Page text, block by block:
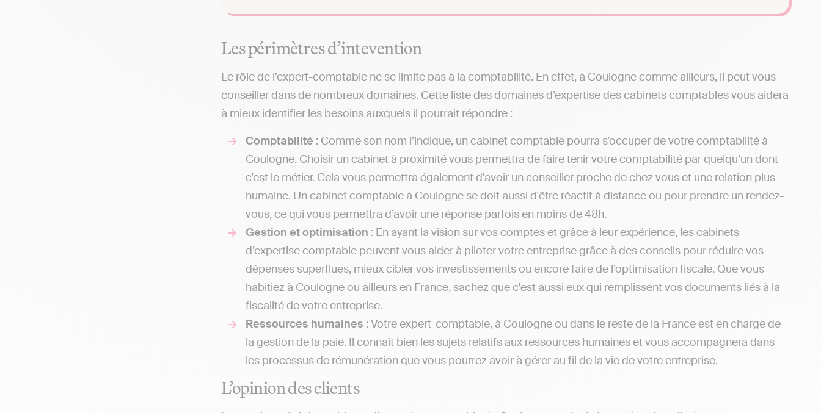
Les périmètres d’intevention
Le rôle de l’expert-comptable ne se limite pas à la comptabilité. En effet, à Coulogne comme ailleurs, il peut vous
conseiller dans de nombreux domaines. Cette liste des domaines d’expertise des cabinets comptables vous aidera
à mieux identifier les besoins auxquels il pourrait répondre :
Comptabilité : Comme son nom l’indique, un cabinet comptable pourra s’occuper de votre comptabilité à
Coulogne. Choisir un cabinet à proximité vous permettra de faire tenir votre comptabilité par quelqu’un dont
c’est le métier. Cela vous permettra également d'avoir un conseiller proche de chez vous et une relation plus
humaine. Un cabinet comptable à Coulogne se doit aussi d'être réactif à distance ou pour prendre un rendez-
vous, ce qui vous permettra d’avoir une réponse parfois en moins de 48h.
Gestion et optimisation : En ayant la vision sur vos comptes et grâce à leur expérience, les cabinets
d’expertise comptable peuvent vous aider à piloter votre entreprise grâce à des conseils pour réduire vos
dépenses superflues, mieux cibler vos investissements ou encore faire de l’optimisation fiscale. Que vous
habitiez à Coulogne ou ailleurs en France, sachez que c'est aussi eux qui remplissent vos documents liés à la
fiscalité de votre entreprise.
Ressources humaines : Votre expert-comptable, à Coulogne ou dans le reste de la France est en charge de
la gestion de la paie. Il connaît bien les sujets relatifs aux ressources humaines et vous accompagnera dans
les processus de rémunération que vous pourrez avoir à gérer au fil de la vie de votre entreprise.
L’opinion des clients